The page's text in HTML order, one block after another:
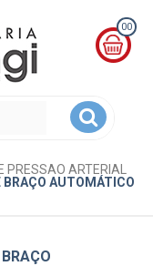
00
R$
0,00
PRESSAO ARTERIAL
BRAÇO AUTOMÁTICO